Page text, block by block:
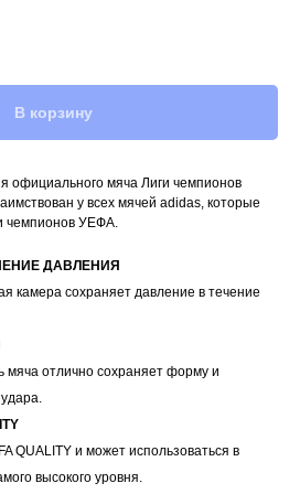
В корзину
официального мяча Лиги чемпионов
у всех мячей adidas, которые
чемпионов УЕФА.
ДАВЛЕНИЯ
камера сохраняет давление в течение
мяча отлично сохраняет форму и
QUALITY и может использоваться в
высокого уровня.